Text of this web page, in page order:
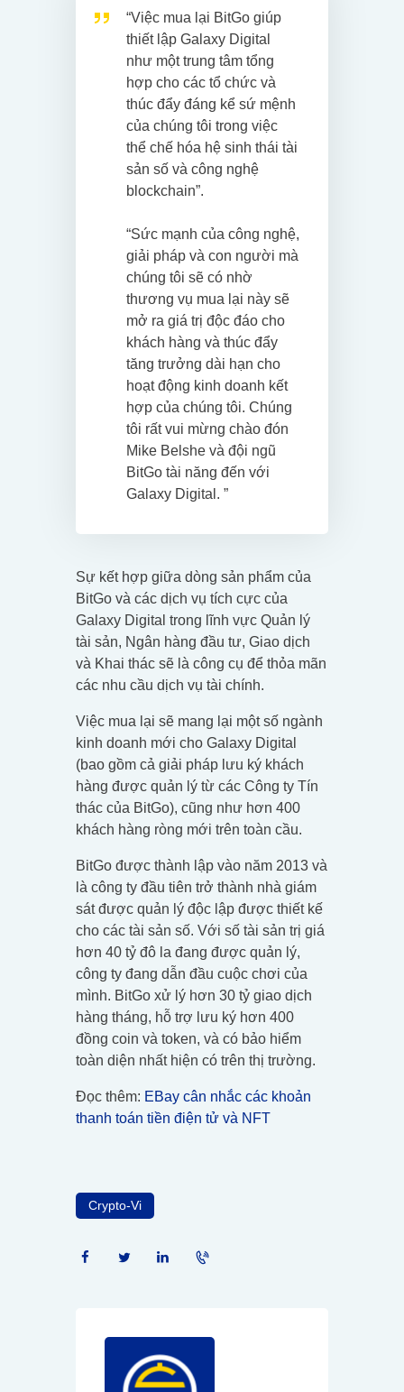
“Việc mua lại BitGo giúp
thiết lập Galaxy Digital
như một trung tâm tổng
hợp cho các tổ chức và
thúc đẩy đáng kể sứ mệnh
của chúng tôi trong việc
thể chế hóa hệ sinh thái tài
sản số và công nghệ
blockchain”.
“Sức mạnh của công nghệ,
giải pháp và con người mà
chúng tôi sẽ có nhờ
thương vụ mua lại này sẽ
mở ra giá trị độc đáo cho
khách hàng và thúc đẩy
tăng trưởng dài hạn cho
hoạt động kinh doanh kết
hợp của chúng tôi. Chúng
tôi rất vui mừng chào đón
Mike Belshe và đội ngũ
BitGo tài năng đến với
Galaxy Digital. ”
Sự kết hợp giữa dòng sản phẩm của
BitGo và các dịch vụ tích cực của
Galaxy Digital trong lĩnh vực Quản lý
tài sản, Ngân hàng đầu tư, Giao dịch
và Khai thác sẽ là công cụ để thỏa mãn
các nhu cầu dịch vụ tài chính.
Việc mua lại sẽ mang lại một số ngành
kinh doanh mới cho Galaxy Digital
(bao gồm cả giải pháp lưu ký khách
hàng được quản lý từ các Công ty Tín
thác của BitGo), cũng như hơn 400
khách hàng ròng mới trên toàn cầu.
BitGo được thành lập vào năm 2013 và
là công ty đầu tiên trở thành nhà giám
sát được quản lý độc lập được thiết kế
cho các tài sản số. Với số tài sản trị giá
hơn 40 tỷ đô la đang được quản lý,
công ty đang dẫn đầu cuộc chơi của
mình. BitGo xử lý hơn 30 tỷ giao dịch
hàng tháng, hỗ trợ lưu ký hơn 400
đồng coin và token, và có bảo hiểm
toàn diện nhất hiện có trên thị trường.
Đọc thêm: EBay cân nhắc các khoản
thanh toán tiền điện tử và NFT
Crypto-Vi